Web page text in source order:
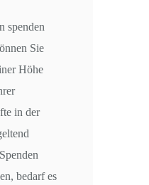
spenden
Sie
Höhe
in der
bedarf es